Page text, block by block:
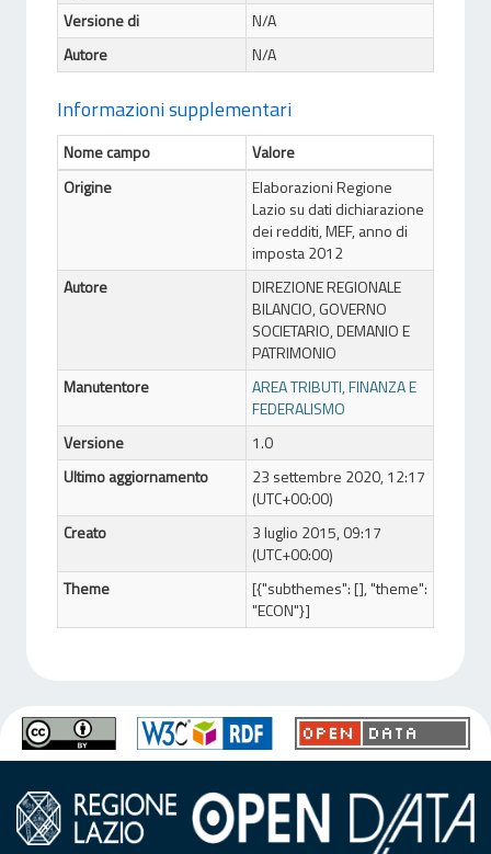
Versione di
N/A
Autore
N/A
Informazioni supplementari
Nome campo
Valore
Origine
Elaborazioni Regione
Lazio su dati dichiarazione
dei redditi, MEF, anno di
imposta 2012
Autore
DIREZIONE REGIONALE
BILANCIO, GOVERNO
SOCIETARIO, DEMANIO E
PATRIMONIO
Manutentore
AREA TRIBUTI, FINANZA E
FEDERALISMO
Versione
1.0
Ultimo aggiornamento
23 settembre 2020, 12:17
(UTC+00:00)
Creato
3 luglio 2015, 09:17
(UTC+00:00)
Theme
[{"subthemes": [], "theme":
"ECON"}]